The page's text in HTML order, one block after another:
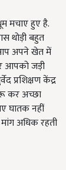
मचाए हुए है.
थोड़ी बहुत
अपने खेत में
आपको जड़ी
प्रशिक्षण केंद्र
कर अच्छा
घातक नहीं
अधिक रहती